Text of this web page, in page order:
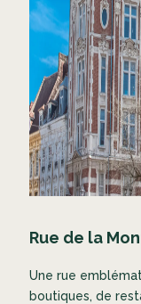
Rue de la
Une rue
boutiques, de